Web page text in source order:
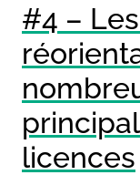
#4 –
licences